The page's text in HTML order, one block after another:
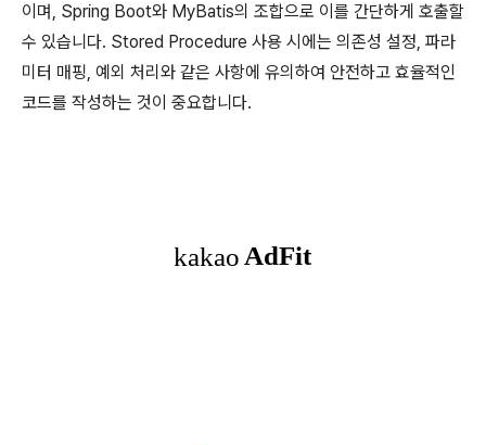
이며, Spring Boot와 MyBatis의 조합으로 이를 간단하게 호출할
수 있습니다. Stored Procedure 사용 시에는 의존성 설정, 파라
미터 매핑, 예외 처리와 같은 사항에 유의하여 안전하고 효율적인
코드를 작성하는 것이 중요합니다.